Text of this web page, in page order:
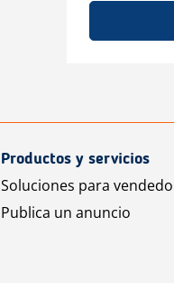
Productos y servicios
Soluciones para
Publica un anuncio